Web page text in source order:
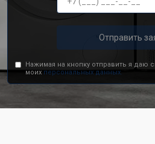
Отправить
Нажимая на кнопку отправить я даю
моихперсональных данных.